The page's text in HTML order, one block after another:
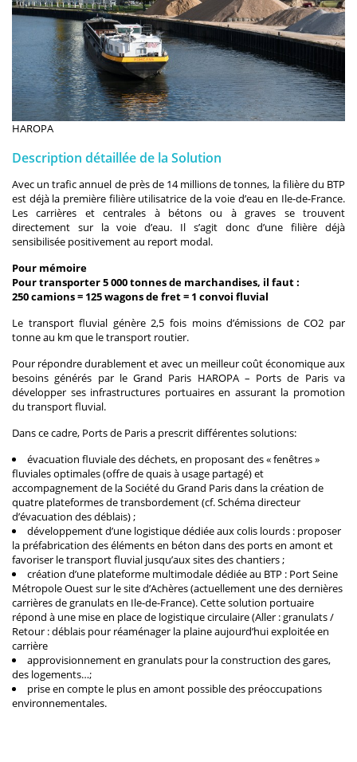
HAROPA
Description détaillée de la Solution
Avec un trafic annuel de près de 14 millions de tonnes, la filière du BTP
est déjà la première filière utilisatrice de la voie d’eau en Ile-de-France.
Les carrières et centrales à bétons ou à graves se trouvent
directement sur la voie d’eau. Il s’agit donc d’une filière déjà
sensibilisée positivement au report modal.
Pour mémoire
Pour transporter 5 000 tonnes de marchandises, il faut :
250 camions = 125 wagons de fret = 1 convoi fluvial
Le transport fluvial génère 2,5 fois moins d’émissions de CO2 par
tonne au km que le transport routier.
Pour répondre durablement et avec un meilleur coût économique aux
besoins générés par le Grand Paris HAROPA – Ports de Paris va
développer ses infrastructures portuaires en assurant la promotion
du transport fluvial.
Dans ce cadre, Ports de Paris a prescrit différentes solutions:
évacuation fluviale des déchets, en proposant des « fenêtres »
fluviales optimales (offre de quais à usage partagé) et
accompagnement de la Société du Grand Paris dans la création de
quatre plateformes de transbordement (cf. Schéma directeur
d’évacuation des déblais) ;
développement d’une logistique dédiée aux colis lourds : proposer
la préfabrication des éléments en béton dans des ports en amont et
favoriser le transport fluvial jusqu’aux sites des chantiers ;
création d’une plateforme multimodale dédiée au BTP : Port Seine
Métropole Ouest sur le site d’Achères (actuellement une des dernières
carrières de granulats en Ile-de-France). Cette solution portuaire
répond à une mise en place de logistique circulaire (Aller : granulats /
Retour : déblais pour réaménager la plaine aujourd’hui exploitée en
carrière
approvisionnement en granulats pour la construction des gares,
des logements…;
prise en compte le plus en amont possible des préoccupations
environnementales.